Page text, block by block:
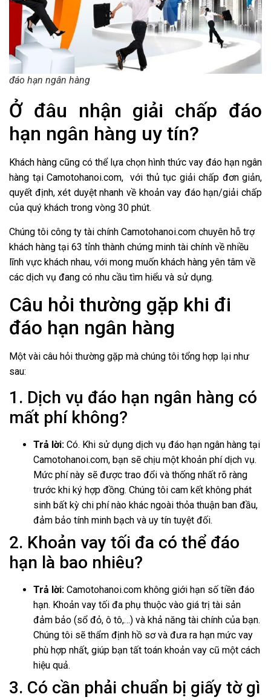
đáo hạn ngân hàng
Ở đâu nhận giải chấp đáo
hạn ngân hàng uy tín?
Khách hàng cũng có thể lựa chọn hình thức vay đáo hạn ngân
hàng tại Camotohanoi.com, với thủ tục giải chấp đơn giản,
quyết định, xét duyệt nhanh về khoản vay đáo hạn/giải chấp
của quý khách trong vòng 30 phút.
Chúng tôi công ty tài chính Camotohanoi.com chuyên hỗ trợ
khách hàng tại 63 tỉnh thành chứng minh tài chính về nhiều
lĩnh vực khách nhau, với mong muốn khách hàng yên tâm về
các dịch vụ đang có nhu cầu tìm hiểu và sử dụng.
Câu hỏi thường gặp khi đi
đáo hạn ngân hàng
Một vài câu hỏi thường gặp mà chúng tôi tổng hợp lại như
sau:
1. Dịch vụ đáo hạn ngân hàng có
mất phí không?
Trả lời: Có. Khi sử dụng dịch vụ đáo hạn ngân hàng tại
Camotohanoi.com, bạn sẽ chịu một khoản phí dịch vụ.
Mức phí này sẽ được trao đổi và thống nhất rõ ràng
trước khi ký hợp đồng. Chúng tôi cam kết không phát
sinh bất kỳ chi phí nào khác ngoài thỏa thuận ban đầu,
đảm bảo tính minh bạch và uy tín tuyệt đối.
2. Khoản vay tối đa có thể đáo
hạn là bao nhiêu?
Trả lời: Camotohanoi.com không giới hạn số tiền đáo
hạn. Khoản vay tối đa phụ thuộc vào giá trị tài sản
đảm bảo (sổ đỏ, ô tô,…) và khả năng tài chính của bạn.
Chúng tôi sẽ thẩm định hồ sơ và đưa ra hạn mức vay
phù hợp nhất, giúp bạn tất toán khoản vay cũ một cách
hiệu quả.
3. Có cần phải chuẩn bị giấy tờ gì